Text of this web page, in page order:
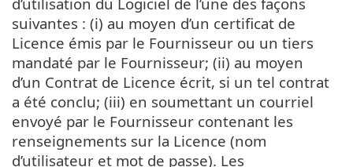
suivantes : (i) au moyen d’un certificat de
Licence émis par le Fournisseur ou un tiers
mandaté par le Fournisseur; (ii) au moyen
d’un Contrat de Licence écrit, si un tel contrat
a été conclu; (iii) en soumettant un courriel
envoyé par le Fournisseur contenant les
renseignements sur la Licence (nom
d’utilisateur et mot de passe). Les